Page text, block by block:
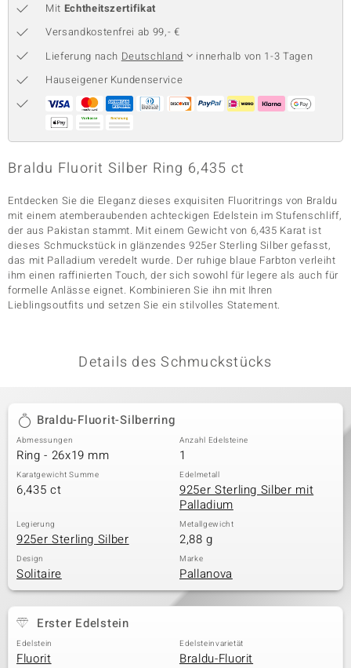
Collection
Classics
Mit Echtheitszertifikat
Versandkostenfrei ab 99,- €
Lieferung nach Deutschland
innerhalb von 1-3 Tagen
Hauseigener Kundenservice
Braldu Fluorit Silber Ring 6,435 ct
Entdecken Sie die Eleganz dieses exquisiten Fluoritrings von Braldu
mit einem atemberaubenden achteckigen Edelstein im Stufenschliff,
der aus Pakistan stammt. Mit einem Gewicht von 6,435 Karat ist
dieses Schmuckstück in glänzendes 925er Sterling Silber gefasst,
das mit Palladium veredelt wurde. Der ruhige blaue Farbton verleiht
ihm einen raffinierten Touch, der sich sowohl für legere als auch für
formelle Anlässe eignet. Kombinieren Sie ihn mit Ihren
Lieblingsoutfits und setzen Sie ein stilvolles Statement.
Details des Schmuckstücks
Braldu-Fluorit-Silberring
Abmessungen
Ring - 26x19 mm
Anzahl Edelsteine
1
Karatgewicht Summe
6,435 ct
Edelmetall
925er Sterling Silber mit
Palladium
Legierung
925er Sterling Silber
Metallgewicht
2,88 g
Design
Solitaire
Marke
Pallanova
Erster Edelstein
Edelstein
Fluorit
Edelsteinvarietät
Braldu-Fluorit